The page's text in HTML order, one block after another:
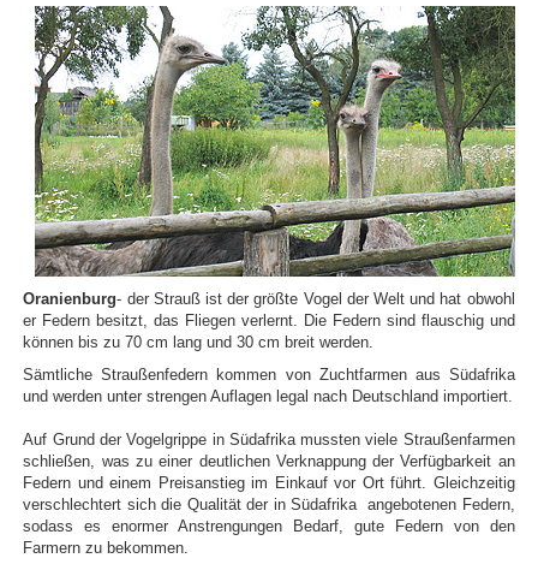
Oranienburg- der Strauß ist der größte Vogel der Welt und hat obwohl
er Federn besitzt, das Fliegen verlernt. Die Federn sind flauschig und
können bis zu 70 cm lang und 30 cm breit werden.
Sämtliche Straußenfedern kommen von Zuchtfarmen aus Südafrika
und werden unter strengen Auflagen legal nach Deutschland importiert.
Auf Grund der Vogelgrippe in Südafrika mussten viele Straußenfarmen
schließen, was zu einer deutlichen Verknappung der Verfügbarkeit an
Federn und einem Preisanstieg im Einkauf vor Ort führt. Gleichzeitig
verschlechtert sich die Qualität der in Südafrika angebotenen Federn,
sodass es enormer Anstrengungen Bedarf, gute Federn von den
Farmern zu bekommen.